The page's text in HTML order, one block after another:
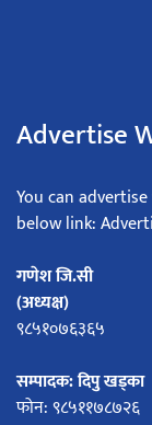
Advertise
You can
below link:
गणेश जि.सी
(अध्यक्ष)
९८५१०७६३६५
सम्पादक: दिपु खड्का
फोन: ९८५११७८७२६